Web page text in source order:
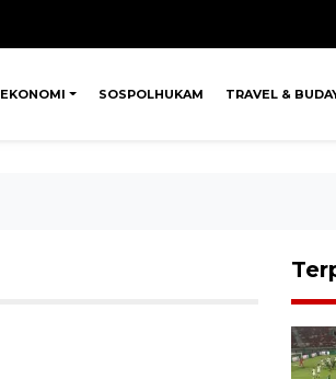
EKONOMI SOSPOLHUKAM TRAVEL &